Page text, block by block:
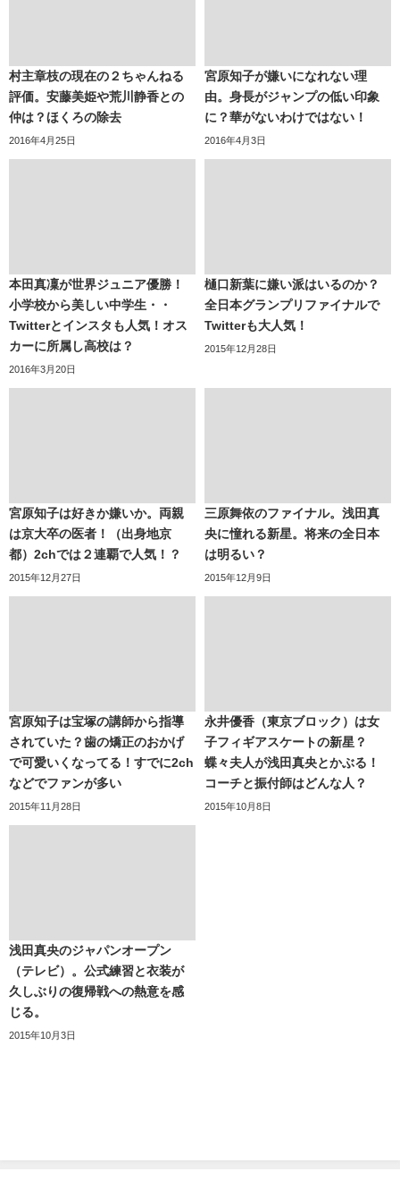
村主章枝の現在の２ちゃんねる
評価。安藤美姫や荒川静香との
仲は？ほくろの除去
2016年4月25日
宮原知子が嫌いになれない理
由。身長がジャンプの低い印象
に？華がないわけではない！
2016年4月3日
本田真凜が世界ジュニア優勝！
小学校から美しい中学生・・
Twitterとインスタも人気！オス
カーに所属し高校は？
2016年3月20日
樋口新葉に嫌い派はいるのか？
全日本グランプリファイナルで
Twitterも大人気！
2015年12月28日
宮原知子は好きか嫌いか。両親
は京大卒の医者！（出身地京
都）2chでは２連覇で人気！？
2015年12月27日
三原舞依のファイナル。浅田真
央に憧れる新星。将来の全日本
は明るい？
2015年12月9日
宮原知子は宝塚の講師から指導
されていた？歯の矯正のおかげ
で可愛いくなってる！すでに2ch
などでファンが多い
2015年11月28日
永井優香（東京ブロック）は女
子フィギアスケートの新星？
蝶々夫人が浅田真央とかぶる！
コーチと振付師はどんな人？
2015年10月8日
浅田真央のジャパンオープン
（テレビ）。公式練習と衣装が
久しぶりの復帰戦への熱意を感
じる。
2015年10月3日